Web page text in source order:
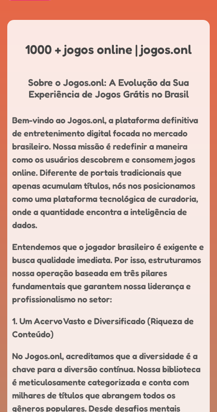
1000 + jogos online | jogos.onl
Sobre o Jogos.onl: A Evolução da Sua
Experiência de Jogos Grátis no Brasil
Bem-vindo ao Jogos.onl, a plataforma definitiva
de entretenimento digital focada no mercado
brasileiro. Nossa missão é redefinir a maneira
como os usuários descobrem e consomem jogos
online. Diferente de portais tradicionais que
apenas acumulam títulos, nós nos posicionamos
como uma plataforma tecnológica de curadoria,
onde a quantidade encontra a inteligência de
dados.
Entendemos que o jogador brasileiro é exigente e
busca qualidade imediata. Por isso, estruturamos
nossa operação baseada em três pilares
fundamentais que garantem nossa liderança e
profissionalismo no setor:
1. Um Acervo Vasto e Diversificado (Riqueza de
Conteúdo)
No Jogos.onl, acreditamos que a diversidade é a
chave para a diversão contínua. Nossa biblioteca
é meticulosamente categorizada e conta com
milhares de títulos que abrangem todos os
gêneros populares. Desde desafios mentais